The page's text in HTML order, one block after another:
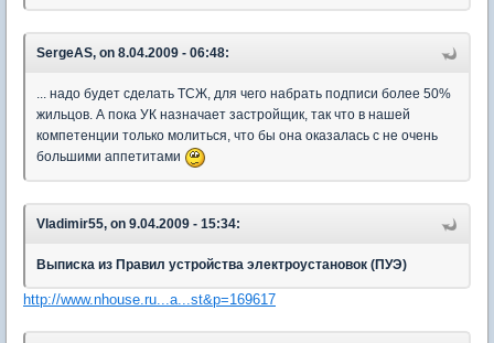
SergeAS, on 8.04.2009 - 06:48:
... надо будет сделать ТСЖ, для чего набрать подписи более 50%
жильцов. А пока УК назначает застройщик, так что в нашей
компетенции только молиться, что бы она оказалась с не очень
большими аппетитами
Vladimir55, on 9.04.2009 - 15:34:
Выписка из Правил устройства электроустановок (ПУЭ)
http://www.nhouse.ru...a...st&p=169617